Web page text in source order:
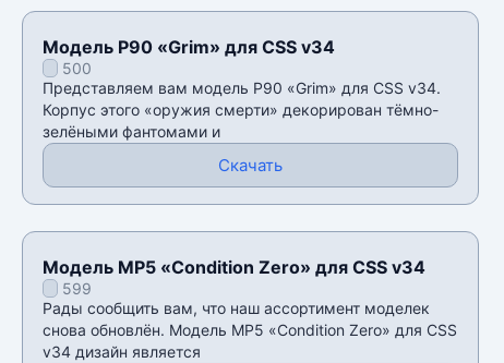
Модель P90 «Grim» для CSS v34
500
Представляем вам модель P90 «Grim» для CSS v34.
Корпус этого «оружия смерти» декорирован тёмно-
зелёными фантомами и
Скачать
Модель MP5 «Condition Zero» для CSS v34
599
Рады сообщить вам, что наш ассортимент моделек
снова обновлён. Модель MP5 «Condition Zero» для CSS
v34 дизайн является